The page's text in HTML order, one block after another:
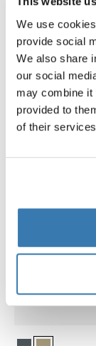
We use
provide social
We also share
our social
may combine it
provided to
of their
Explorer
Thule Chariot
Thule